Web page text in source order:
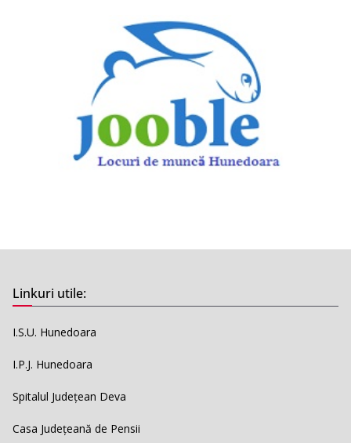
Linkuri utile:
I.S.U. Hunedoara
I.P.J. Hunedoara
Spitalul Județean Deva
Casa Județeană de Pensii